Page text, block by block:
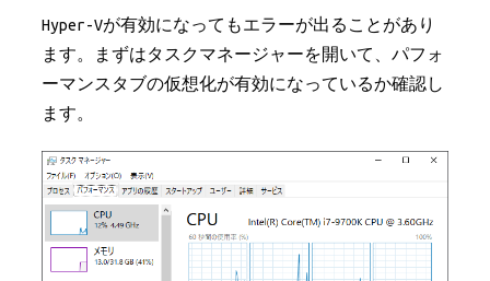
Hyper-Vが有効になってもエラーが出ることがあり
ます。まずはタスクマネージャーを開いて、パフォ
ーマンスタブの仮想化が有効になっているか確認し
ます。